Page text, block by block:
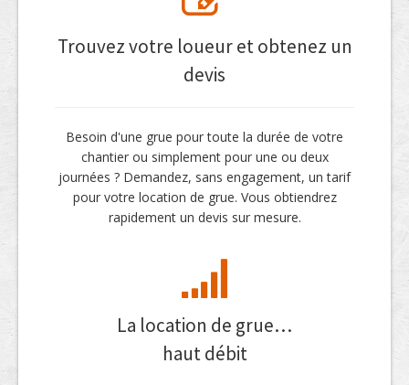
Trouvez votre loueur et obtenez un
devis
Besoin d'une grue pour toute la durée de votre
chantier ou simplement pour une ou deux
journées ? Demandez, sans engagement, un tarif
pour votre location de grue. Vous obtiendrez
rapidement un devis sur mesure.
La location de grue…
haut débit